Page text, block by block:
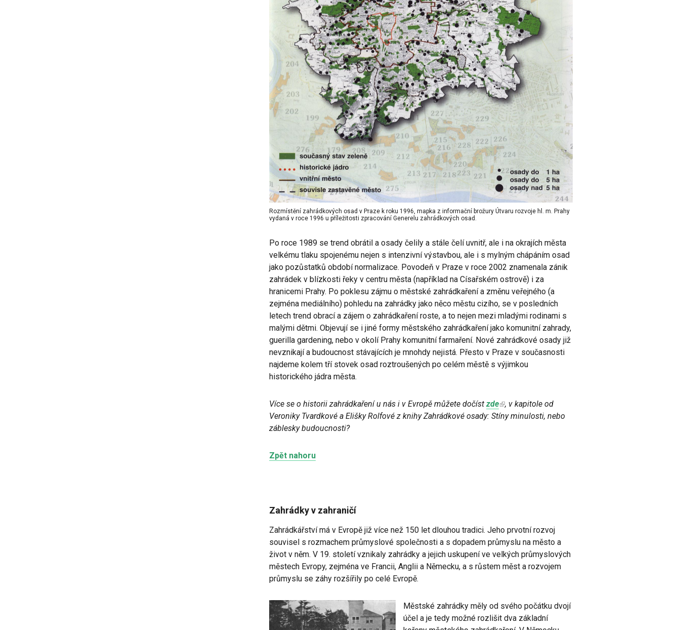
Rozmístění zahrádkových osad v Praze k roku 1996, mapka z informační brožury Útvaru rozvoje hl. m. Prahy
vydaná v roce 1996 u příležitosti zpracování Generelu zahrádkových osad.
Po roce 1989 se trend obrátil a osady čelily a stále čelí uvnitř, ale i na okrajích města
velkému tlaku spojenému nejen s intenzivní výstavbou, ale i s mylným chápáním osad
jako pozůstatků období normalizace. Povodeň v Praze v roce 2002 znamenala zánik
zahrádek v blízkosti řeky v centru města (například na Císařském ostrově) i za
hranicemi Prahy. Po poklesu zájmu o městské zahrádkaření a změnu veřejného (a
zejména mediálního) pohledu na zahrádky jako něco městu cizího, se v posledních
letech trend obrací a zájem o zahrádkaření roste, a to nejen mezi mladými rodinami s
malými dětmi. Objevují se i jiné formy městského zahrádkaření jako komunitní zahrady,
guerilla gardening, nebo v okolí Prahy komunitní farmaření. Nové zahrádkové osady již
nevznikají a budoucnost stávajících je mnohdy nejistá. Přesto v Praze v současnosti
najdeme kolem tří stovek osad roztroušených po celém městě s výjimkou
historického jádra města.
Více se o historii zahrádkaření u nás i v Evropě můžete dočístzde
, v kapitole od
Veroniky Tvardkové a Elišky Rolfové z knihy Zahrádkové osady: Stíny minulosti, nebo
záblesky budoucnosti?
Zpět nahoru
Zahrádky v zahraničí
Zahrádkářství má v Evropě již více než 150 let dlouhou tradici. Jeho prvotní rozvoj
souvisel s rozmachem průmyslové společnosti a s dopadem průmyslu na město a
život v něm. V 19. století vznikaly zahrádky a jejich uskupení ve velkých průmyslových
městech Evropy, zejména ve Francii, Anglii a Německu, a s růstem měst a rozvojem
průmyslu se záhy rozšířily po celé Evropě.
Městské zahrádky měly od svého počátku dvojí
účel a je tedy možné rozlišit dva základní